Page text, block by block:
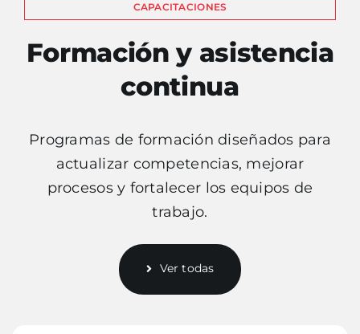
CAPACITACIONES
Formación y asistencia
continua
Programas de formación diseñados para
actualizar competencias, mejorar
procesos y fortalecer los equipos de
trabajo.
Ver todas